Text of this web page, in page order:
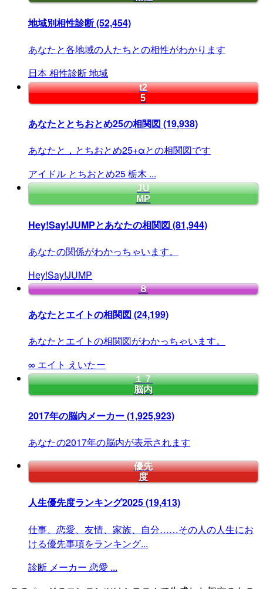
地域別相性診断(52,454)
あなたと各地域の人たちとの相性がわかります
日本相性診断地域
t2
5
あなたととちおとめ25の相関図 (19,938)
あなたと，とちおとめ25+αとの相関図です
アイドル とちおとめ25栃木 ...
JU
MP
Hey!Say!JUMPとあなたの相関図 (81,944)
あなたの関係がわかっちゃいます。
Hey!Say!JUMP
８
あなたとエイトの相関図 (24,199)
あなたとエイトの相関図がわかっちゃいます。
∞ エイト えいたー
１７
脳内
2017年の脳内メーカー(1,925,923)
あなたの2017年の脳内が表示されます
優先
度
人生優先度ランキング2025(19,413)
仕事、恋愛、友情、家族、自分……その人の人生にお
ける優先事項をランキング...
診断 メーカー 恋愛 ...